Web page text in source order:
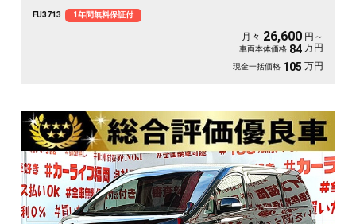
新品タイヤ装着🛞🚗
FU3713 1年間無料保証付
月々 26,600 円～
車両本体価格 84 万円
現金一括価格 105 万円